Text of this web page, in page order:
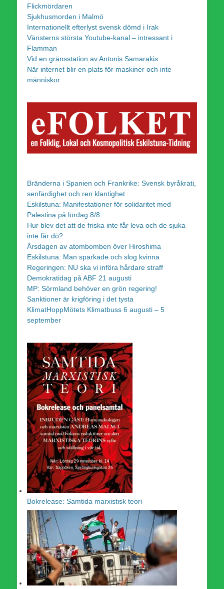
Flickmördaren
Sjukhusmorden i Malmö
Internationellt efterlyst svensk dömd i Irak
Vänsterns största Youtube-kanal – intressant i
Flamman
Vid en gränsstation av Antonis Samarakis
När internet blir en plats för maskiner och inte
människor
Bränderna i Spanien och Frankrike: Svensk byråkrati,
senfärdighet och ren klantighet
Eskilstuna: Manifestationer för solidaritet med
Palestina på lördag 8/8
Hur blev det att de friska inte får leva och de sjuka
inte får dö?
Årsdagen av atombomben över Hiroshima
Eskilstuna: Man sparkade och slog kvinna
Regeringen: NU ska vi införa hårdare straff
Demokratidag på ABF 21 augusti
MP: Sörmland behöver en grön regering!
Sanktioner är krigföring i det tysta
KlimatHoppMötets Klimatbuss 6 augusti – 5
september
Bokrelease: Samtida marxistisk teori